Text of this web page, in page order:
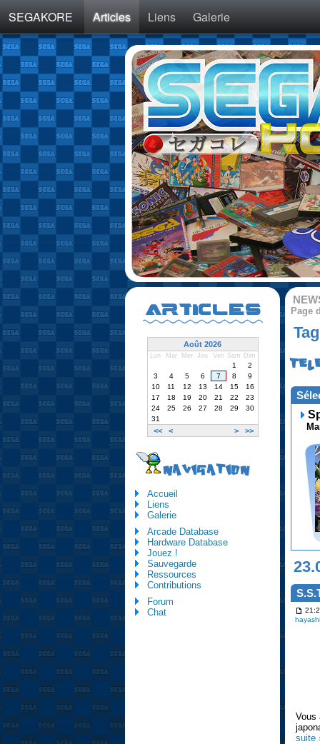
SEGAKORE Articles Liens Galerie
Page
hayashi
Vous
suite
ARTICLES
Août 2026
Lun Mar Mer Jeu Ven Sam Dim
<< < > >>
1
2
3
4 5 6 7 8
9
10
11 12 13 14 15
16
17
18 19 20 21 22
23
24
25 26 27 28 29
30
31
NAVIGATION
Accueil
Liens
Galerie
Arcade Database
Hardware Database
Jouez !
Sauvegarde
Ressources
Contributions
Forum
Chat